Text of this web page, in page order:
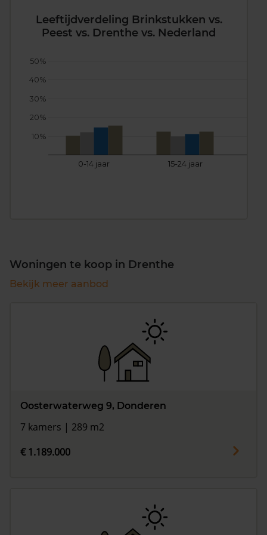
Leeftijdverdeling Brinkstukken vs.
Peest vs. Drenthe vs. Nederland
0-14 jaar 15-24 jaar
10%
20%
30%
40%
50%
Woningen te koop in Drenthe
Bekijk meer aanbod
Oosterwaterweg 9, Donderen
7 kamers | 289 m2
€ 1.189.000